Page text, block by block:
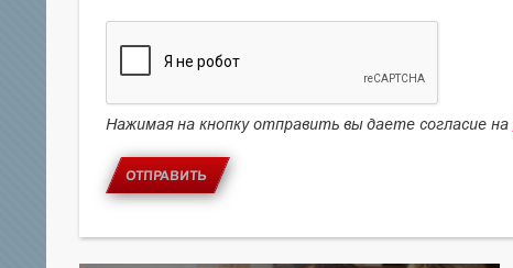
Нажимая на кнопку отправить вы даете согласие на
ОТПРАВИТЬ